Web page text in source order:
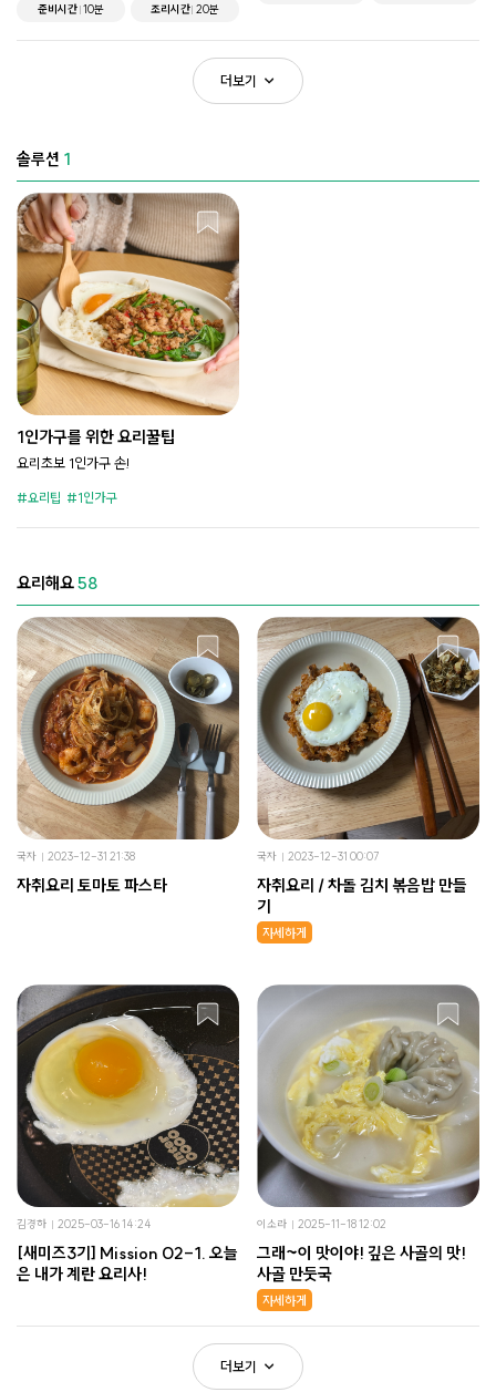
준비시간 10분 조리시간 20분
더보기
솔루션 1
1인가구를 위한 요리꿀팁
요리초보 1인가구 손!
요리팁 1인가구
요리해요58
국자 2023-12-31 21:38
자취요리 토마토 파스타
국자 2023-12-31 00:07
자취요리 / 차돌 김치 볶음밥 만들
기
자세하게
김경하 2025-03-16 14:24
[새미즈3기] Mission 02-1. 오늘
은 내가 계란 요리사!
이소라 2025-11-18 12:02
그래~이 맛이야! 깊은 사골의 맛!
사골 만둣국
자세하게
더보기